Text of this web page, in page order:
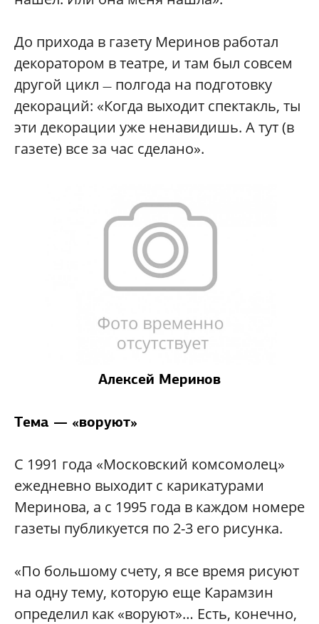
До прихода в газету Меринов работал
декоратором в театре, и там был совсем
другой цикл — полгода на подготовку
декораций: «Когда выходит спектакль, ты
эти декорации уже ненавидишь. А тут (в
газете) все за час сделано».
Алексей Меринов
Тема — «воруют»
С 1991 года «Московский комсомолец»
ежедневно выходит с карикатурами
Меринова, а с 1995 года в каждом номере
газеты публикуется по 2-3 его рисунка.
«По большому счету, я все время рисуют
на одну тему, которую еще Карамзин
определил как «воруют»… Есть, конечно,